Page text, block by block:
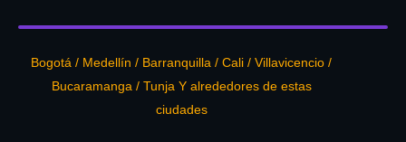
Bogotá / Medellín / Barranquilla / Cali / Villavicencio /
Bucaramanga / Tunja Y alrededores de estas
ciudades